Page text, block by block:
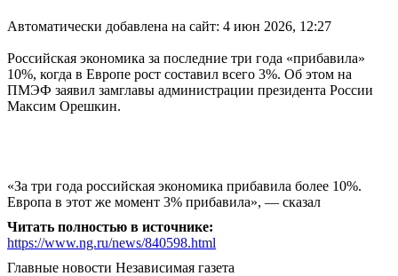
Автоматически добавлена на сайт: 4 июн 2026, 12:27
Российская экономика за последние три года «прибавила»
10%, когда в Европе рост составил всего 3%. Об этом на
ПМЭФ заявил замглавы администрации президента России
Максим Орешкин.
«За три года российская экономика прибавила более 10%.
Европа в этот же момент 3% прибавила», — сказал
Читать полностью в источнике:
https://www.ng.ru/news/840598.html
Главные новости Независимая газета